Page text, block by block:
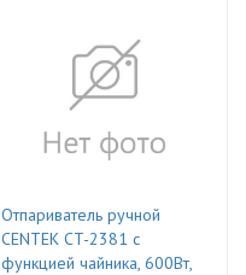
Отпариватель ручной
CENTEK CT-2381 с
функцией чайника, 600Вт,